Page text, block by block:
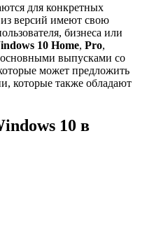
для конкретных
версий имеют свою
бизнеса или
10 Home, Pro,
выпусками со
может предложить
которые также обладают
10 в